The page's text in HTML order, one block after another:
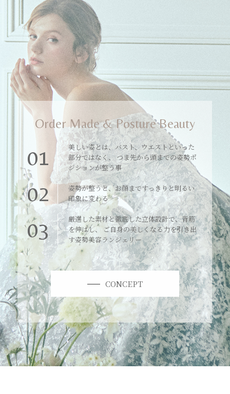
Order Made & Posture Beauty
01
美しい姿とは、バスト、ウエストといった
部分ではなく、 つま先から頭までの姿勢ポ
ジションが整う事
02
姿勢が整うと、お顔まですっきりと明るい
印象に変わる
03
厳選した素材と徹底した立体設計で、背筋
を伸ばし、 ご自身の美しくなる力を引き出
す姿勢美容ランジェリー
CONCEPT